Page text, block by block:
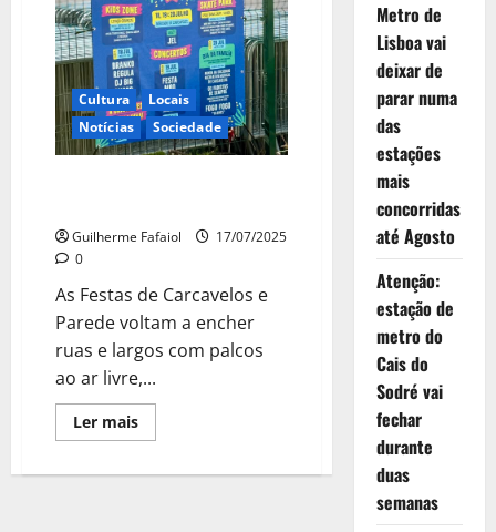
Cultura
Locais
Notícias
Sociedade
Guilherme Fafaiol
17/07/2025
0
As Festas de Carcavelos e
Parede voltam a encher
ruas e largos com palcos
ao ar livre,...
Ler maisLeia
mais
de
Metro de
Lisboa vai
deixar de
parar numa
das
estações
mais
concorridas
até Agosto
Atenção:
estação de
metro do
Cais do
Sodré vai
fechar
durante
duas
semanas